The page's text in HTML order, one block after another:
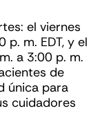
el viernes
m. EDT, y el
a 3:00 p. m.
de
única para
cuidadores